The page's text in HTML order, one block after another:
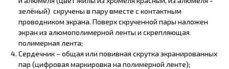
зелёный) скручены в пару вместе с контактным
проводником экрана. Поверх скрученной пары наложен
экран из алюмополимерной ленты и скрепляющая
полимерная лента;
Сердечник – общая или повивная скрутка экранированных
пар (цифровая маркировка на полимерной ленте);